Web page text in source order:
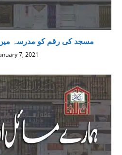
‌مسجد کی رقم کو مدرسہ میں
7, 2021